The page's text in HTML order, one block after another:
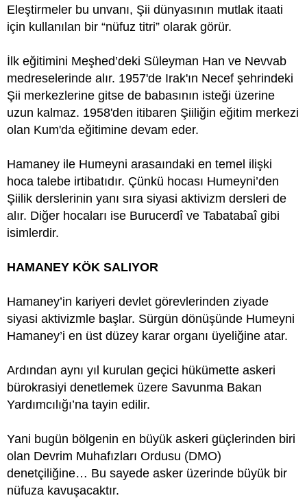
Eleştirmeler bu unvanı, Şii dünyasının mutlak itaati
için kullanılan bir “nüfuz titri” olarak görür.
İlk eğitimini Meşhed’deki Süleyman Han ve Nevvab
medreselerinde alır. 1957'de Irak'ın Necef şehrindeki
Şii merkezlerine gitse de babasının isteği üzerine
uzun kalmaz. 1958'den itibaren Şiiliğin eğitim merkezi
olan Kum'da eğitimine devam eder.
Hamaney ile Humeyni arasaındaki en temel ilişki
hoca talebe irtibatıdır. Çünkü hocası Humeyni’den
Şiilik derslerinin yanı sıra siyasi aktivizm dersleri de
alır. Diğer hocaları ise Burucerdî ve Tabatabaî gibi
isimlerdir.
HAMANEY KÖK SALIYOR
Hamaney’in kariyeri devlet görevlerinden ziyade
siyasi aktivizmle başlar. Sürgün dönüşünde Humeyni
Hamaney’i en üst düzey karar organı üyeliğine atar.
Ardından aynı yıl kurulan geçici hükümette askeri
bürokrasiyi denetlemek üzere Savunma Bakan
Yardımcılığı’na tayin edilir.
Yani bugün bölgenin en büyük askeri güçlerinden biri
olan Devrim Muhafızları Ordusu (DMO)
denetçiliğine… Bu sayede asker üzerinde büyük bir
nüfuza kavuşacaktır.